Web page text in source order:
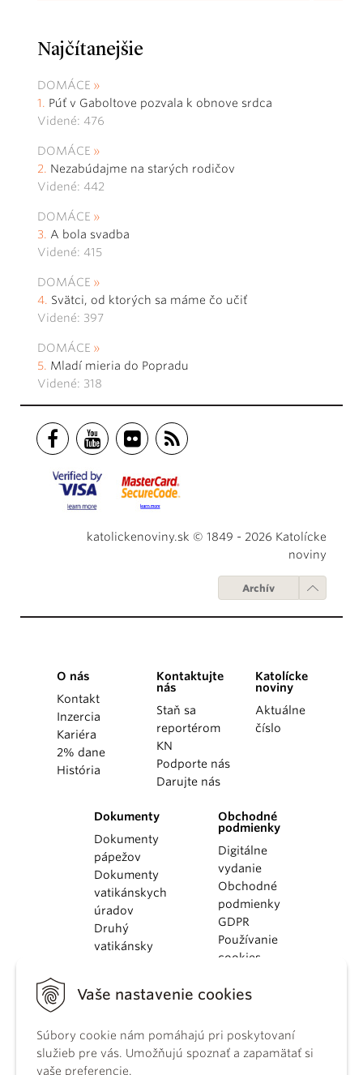
Vaše nastavenie cookies
Súbory cookie nám pomáhajú pri poskytovaní
služieb pre vás. Umožňujú spoznať a zapamätať si
vaše preferencie.
Najčítanejšie
DOMÁCE
Púť v Gaboltove pozvala k obnove srdca
Videné: 476
DOMÁCE
Nezabúdajme na starých rodičov
Videné: 442
DOMÁCE
A bola svadba
Videné: 415
DOMÁCE
Svätci, od ktorých sa máme čo učiť
Videné: 397
DOMÁCE
Mladí mieria do Popradu
Videné: 318
katolickenoviny.sk © 1849 - 2026 Katolícke
noviny
Archív
O nás
Kontakt
Inzercia
Kariéra
2% dane
História
Kontaktujte
nás
Staň sa
reportérom
KN
Podporte nás
Darujte nás
Katolícke
noviny
Aktuálne
číslo
Dokumenty
Dokumenty
pápežov
Dokumenty
vatikánskych
úradov
Druhý
vatikánsky
KBS
kánonického
práva
Katechizmus
Obchodné
podmienky
Digitálne
vydanie
Obchodné
podmienky
GDPR
Používanie
cookies